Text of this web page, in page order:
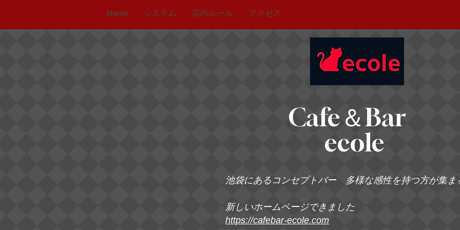
Home システム 店内ルール アクセス
システム
Cafe＆Bar
ecole
池袋にあるコンセプトバー 多様な感性を持つ方が集ま
新しいホームページできました
https://cafebar-ecole.com